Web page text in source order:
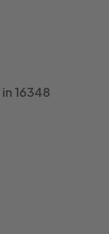
16348